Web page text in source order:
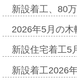
新設着工、80
2026年5月の
新設住宅着工5
新設着工2026